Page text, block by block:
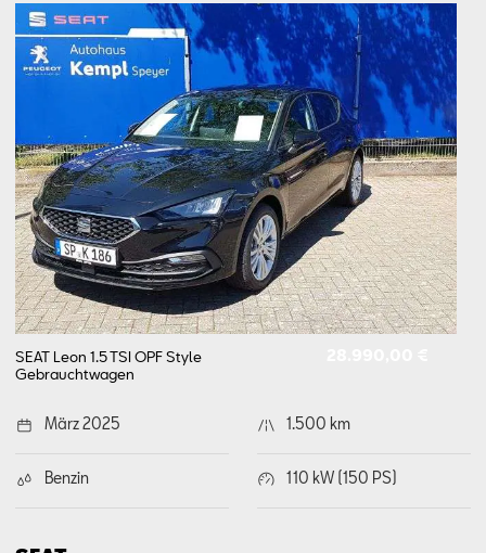
SEAT Leon 1.5 TSI OPF Style
Gebrauchtwagen
März 2025 1.500 km
Benzin 110 kW (150 PS)